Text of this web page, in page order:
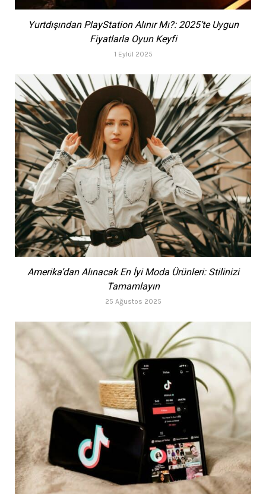
Yurtdışından PlayStation Alınır Mı?: 2025’te Uygun
Fiyatlarla Oyun Keyfi
1 Eylül 2025
Amerika’dan Alınacak En İyi Moda Ürünleri: Stilinizi
Tamamlayın
25 Ağustos 2025